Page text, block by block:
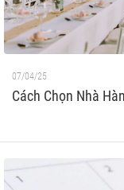
07/04/25
Cách Chọn Nhà